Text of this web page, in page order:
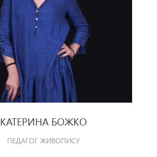
КАТЕРИНА БОЖКО
ПЕДАГОГ ЖИВОПИСУ